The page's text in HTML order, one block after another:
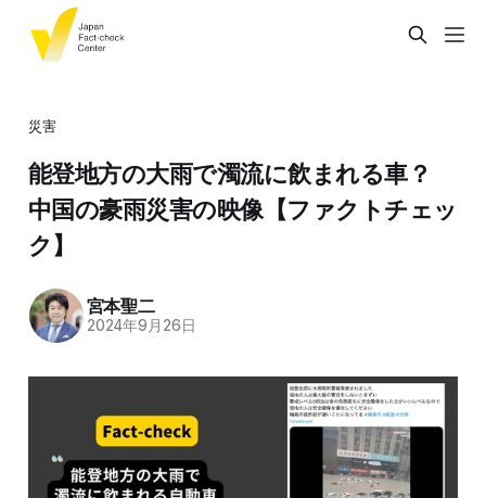
災害
能登地方の大雨で濁流に飲まれる車？
中国の豪雨災害の映像【ファクトチェッ
ク】
宮本聖二
2024年9月26日